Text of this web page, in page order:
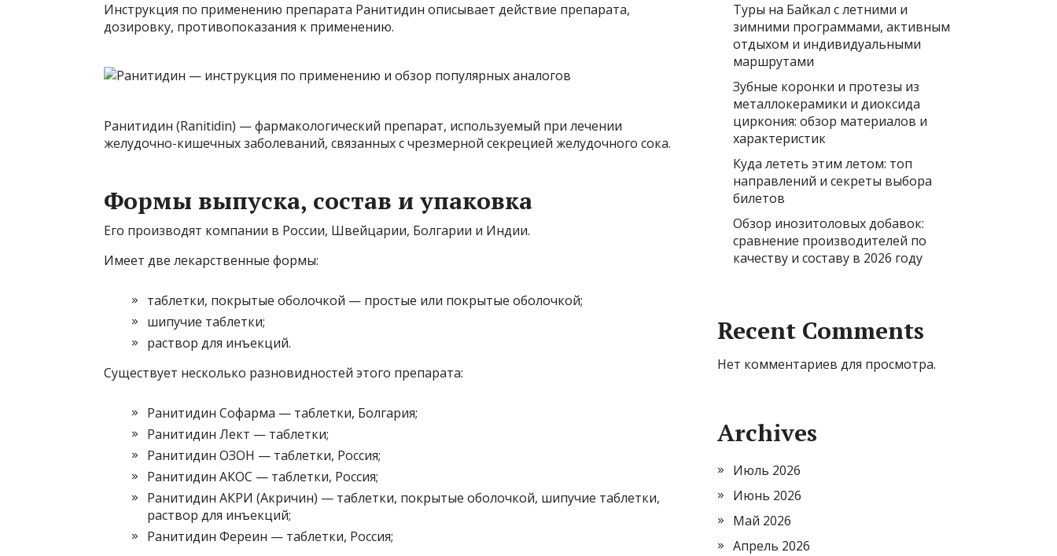
Инструкция по применению препарата Ранитидин описывает действие препарата,
дозировку, противопоказания к применению.
Ранитидин (Ranitidin) — фармакологический препарат, используемый при лечении
желудочно-кишечных заболеваний, связанных с чрезмерной секрецией желудочного сока.
Формы выпуска, состав и упаковка
Его производят компании в России, Швейцарии, Болгарии и Индии.
Имеет две лекарственные формы:
таблетки, покрытые оболочкой — простые или покрытые оболочкой;
шипучие таблетки;
раствор для инъекций.
Существует несколько разновидностей этого препарата:
Ранитидин Софарма — таблетки, Болгария;
Ранитидин Лект — таблетки;
Ранитидин ОЗОН — таблетки, Россия;
Ранитидин АКОС — таблетки, Россия;
Ранитидин АКРИ (Акричин) — таблетки, покрытые оболочкой, шипучие таблетки,
раствор для инъекций;
Ранитидин Фереин — таблетки, Россия;
Туры на Байкал с летними и
зимними программами, активным
отдыхом и индивидуальными
маршрутами
Зубные коронки и протезы из
металлокерамики и диоксида
циркония: обзор материалов и
характеристик
Куда лететь этим летом: топ
направлений и секреты выбора
билетов
Обзор инозитоловых добавок:
сравнение производителей по
качеству и составу в 2026 году
Recent Comments
Нет комментариев для просмотра.
Archives
Июль 2026
Июнь 2026
Май 2026
Апрель 2026